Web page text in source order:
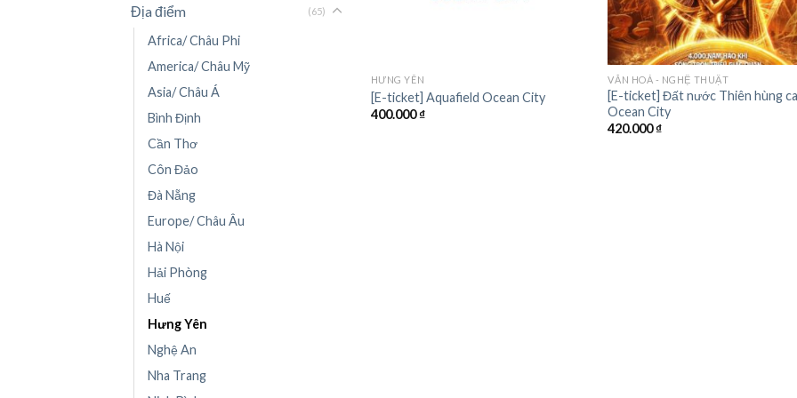
Địa điểm (65)
Africa/ Châu Phi
America/ Châu Mỹ
Asia/ Châu Á
Bình Định
Cần Thơ
Côn Đảo
Đà Nẵng
Europe/ Châu Âu
Hà Nội
Hải Phòng
Huế
Hưng Yên
Nghệ An
Nha Trang
HƯNG YÊN
[E-ticket] Aquafield Ocean City
400.000₫
+
VĂN HOÁ - NGHỆ THUẬT
[E-ticket] Đất nước Thiên hùng
Ocean City
420.000₫